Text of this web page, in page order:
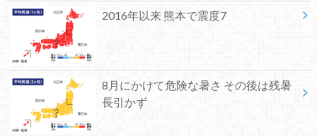
2016年以来 熊本で震度7
8月にかけて危険な暑さ その後は残暑
長引かず